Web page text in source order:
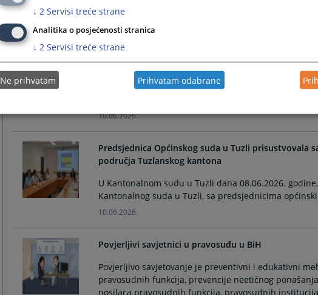
11.06.2026.
Upitnik rodne ravnopravnosti, rodne diskriminacije
Kako bi jačali sisteme, mehanizme i instrumente za
partnerstvo, Općinski sud na osnovu Akcionog
ravnopravnosti u pravosuđu Bosne i Hercegovine
10.06.2026.
Predsjednica Općinskog suda u Tuzli prisustvovala
područja Tuzlanskog kantona
U Kantonalnom sudu u Tuzli dana 08.06.2026.
Kantonalnog suda u Tuzli, sa predsjednicima
10.06.2026.
Povjerljivi savjetnici u pravosuđu u BiH
Povjerljivo savjetovanje je preventivni i edukativni
pravosudnih funkcija, prevencije neetičnog
nosilaca pravosudnih funkcija, pravosudnih
↓ 2 Servisi treće strane
Analitika o posjećenosti stranica
↓ 2 Servisi treće strane
Ne prihvatam Prihvatam odabrane